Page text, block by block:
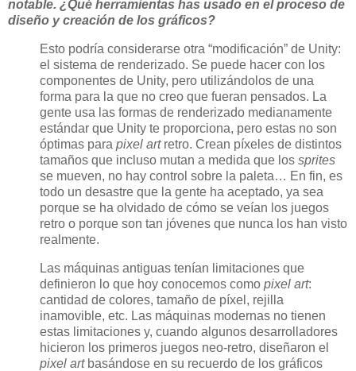
notable. ¿Qué herramientas has usado en el proceso de
diseño y creación de los gráficos?
Esto podría considerarse otra “modificación” de Unity:
el sistema de renderizado. Se puede hacer con los
componentes de Unity, pero utilizándolos de una
forma para la que no creo que fueran pensados. La
gente usa las formas de renderizado medianamente
estándar que Unity te proporciona, pero estas no son
óptimas para pixel artretro. Crean píxeles de distintos
tamaños que incluso mutan a medida que los sprites
se mueven, no hay control sobre la paleta… En fin, es
todo un desastre que la gente ha aceptado, ya sea
porque se ha olvidado de cómo se veían los juegos
retro o porque son tan jóvenes que nunca los han visto
realmente.
Las máquinas antiguas tenían limitaciones que
definieron lo que hoy conocemos como pixel art:
cantidad de colores, tamaño de píxel, rejilla
inamovible, etc. Las máquinas modernas no tienen
estas limitaciones y, cuando algunos desarrolladores
hicieron los primeros juegos neo-retro, diseñaron el
pixel artbasándose en su recuerdo de los gráficos